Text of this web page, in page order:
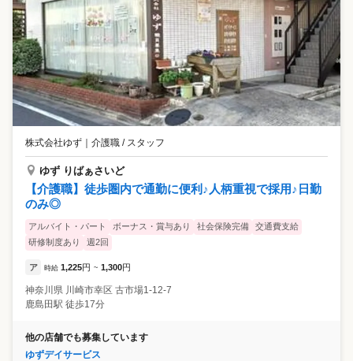
株式会社ゆず ｜ 介護職 / スタッフ
ゆず りばぁさいど
【介護職】徒歩圏内で通勤に便利♪人柄重視で採用♪日勤
のみ◎
アルバイト・パート ボーナス・賞与あり 社会保険完備
交通費支給
研修制度あり
週2回
ア 時給 1,225円 ~ 1,300円
神奈川県 川崎市幸区 古市場1-12-7
鹿島田駅 徒歩17分
他の店舗でも募集しています
ゆずデイサービス